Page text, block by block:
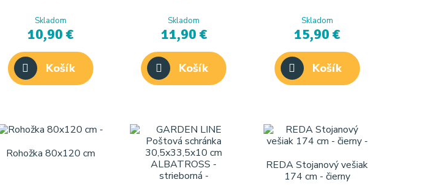
Skladom
10,90 €
Košík
Skladom
11,90 €
Košík
Skladom
15,90 €
Košík
Rohožka 80x120 cm
REDA Stojanový vešiak
174 cm - čierny